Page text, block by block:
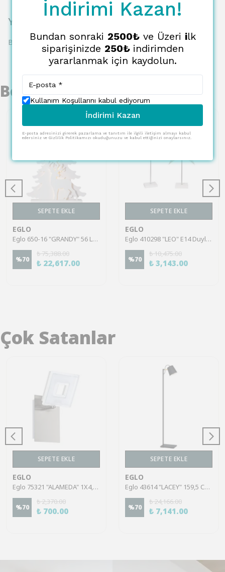
Yorumlar
Bu ürün için henüz yorum yapılmamış.
Benzer Ürünler
SEPETE EKLE
EGLO
Eglo 650-16 "GRANDY" 56 Ledli Dekoratif Aydınlatma Beyaz Ahşap 110Cm Yüksekliğinde 77Cm Uzunluğunda
%70
₺ 75,388.00
₺ 22,617.00
SEPETE EKLE
EGLO
Eglo 410298 "LEO" E14 Duylu Yıldız Ve Şapka Masa Lambası 65Cm Yüksekliğinde
%70
₺ 10,475.00
₺ 3,143.00
Çok Satanlar
SEPETE EKLE
EGLO
Eglo 75321 "ALAMEDA" 1X4,5W Çelik Nikel Mat Sıva Üstü Spot
%70
₺ 2,370.00
₺ 700.00
SEPETE EKLE
EGLO
Eglo 43614 "LACEY" 159,5 Cm Yüksekliğinde Çelik, Ahşap Köşe Lambası Lambader
%70
₺ 24,166.00
₺ 7,141.00
İndirimi Kazan!
Bundan sonraki 2500₺ve Üzeri ilk
siparişinizde 250₺ indirimden
yararlanmak için kaydolun.
Kullanım Koşullarını kabul ediyorum
İndirimi Kazan
E-posta adresinizi girerek pazarlama ve tanıtım ile ilgili iletişim almayı kabul
edersiniz ve Gizlilik Politikamızı okuduğunuzu ve kabul ettiğinizi onaylarsınız.